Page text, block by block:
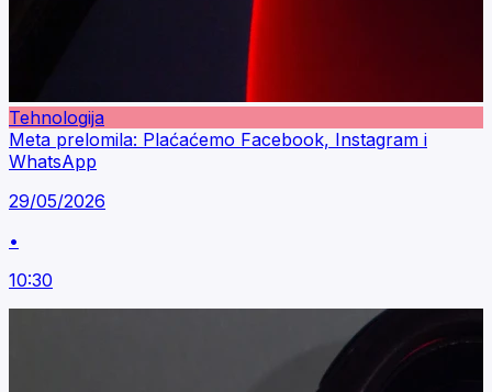
Tehnologija
Meta prelomila: Plaćaćemo Facebook, Instagram i
WhatsApp
29/05/2026
•
10:30